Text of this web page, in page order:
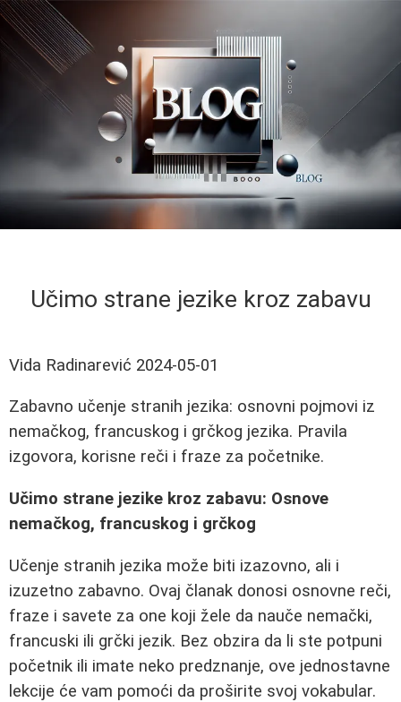
Učimo strane jezike kroz zabavu
Vida Radinarević 2024-05-01
Zabavno učenje stranih jezika: osnovni pojmovi iz
nemačkog, francuskog i grčkog jezika. Pravila
izgovora, korisne reči i fraze za početnike.
Učimo strane jezike kroz zabavu: Osnove
nemačkog, francuskog i grčkog
Učenje stranih jezika može biti izazovno, ali i
izuzetno zabavno. Ovaj članak donosi osnovne reči,
fraze i savete za one koji žele da nauče nemački,
francuski ili grčki jezik. Bez obzira da li ste potpuni
početnik ili imate neko predznanje, ove jednostavne
lekcije će vam pomoći da proširite svoj vokabular.